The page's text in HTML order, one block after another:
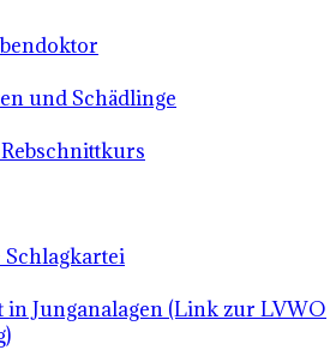
und Schädlinge
Schlagkartei
in Junganalagen (Link zur LVWO